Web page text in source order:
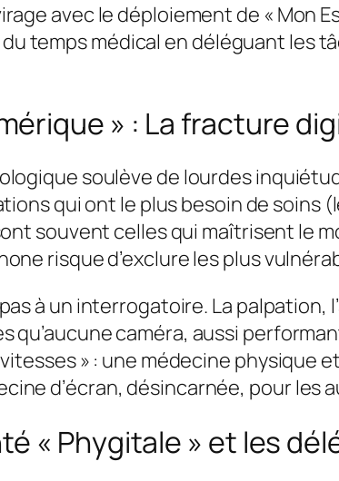
avec le déploiement de « Mon
temps médical en déléguant les
» : La fracture
soulève de lourdes
qui ont le plus besoin de soins
souvent celles qui maîtrisent le
risque d’exclure les plus
à un interrogatoire. La
caméra, aussi
» : une médecine physique
d’écran, désincarnée, pour les
« Phygitale » et les